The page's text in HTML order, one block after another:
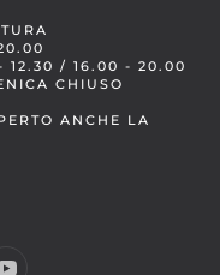
12.30 / 16.00 - 20.00
CHIUSO
ANCHE LA